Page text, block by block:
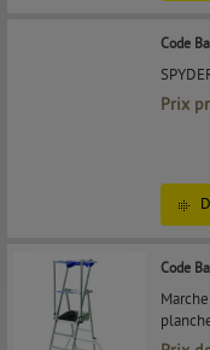
Code
Prix
Code